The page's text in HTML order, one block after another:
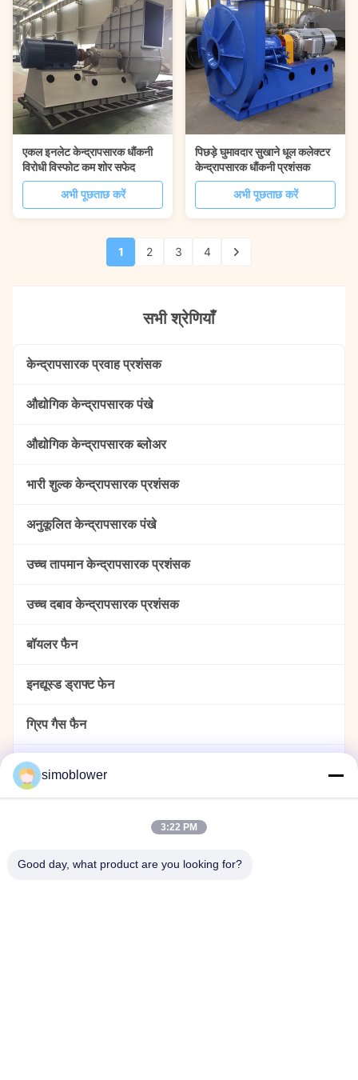
एकल इनलेट केन्द्रापसारक धौंकनी
विरोधी विस्फोट कम शोर सफेद
अभी पूछताछ करें
पिछड़े घुमावदार सुखाने धूल कलेक्टर
केन्द्रापसारक धौंकनी प्रशंसक
अभी पूछताछ करें
1 2 3 4
सभी श्रेणियाँ
केन्द्रापसारक प्रवाह प्रशंसक
औद्योगिक केन्द्रापसारक पंखे
औद्योगिक केन्द्रापसारक ब्लोअर
भारी शुल्क केन्द्रापसारक प्रशंसक
अनुकूलित केन्द्रापसारक पंखे
उच्च तापमान केन्द्रापसारक प्रशंसक
उच्च दबाव केन्द्रापसारक प्रशंसक
बॉयलर फैन
इनद्यूस्ड ड्राफ्ट फेन
ग्रिप गैस फैन
धूल कलेक्टर फैन
simoblower
3:22 PM
Good day, what product are you looking for?